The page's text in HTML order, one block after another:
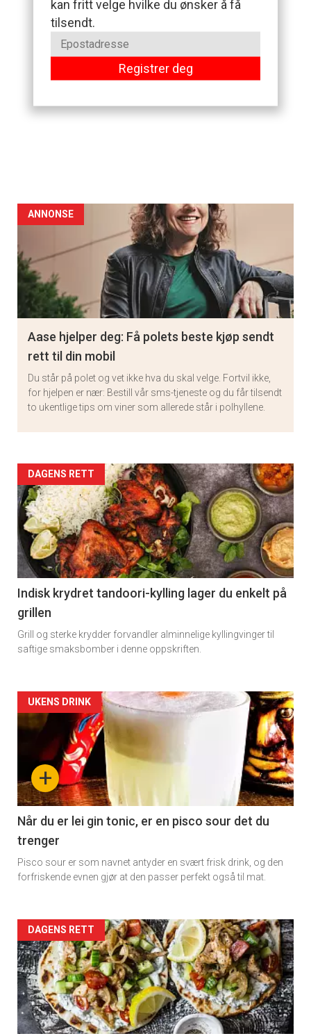
kan fritt velge hvilke du ønsker å få
tilsendt.
Registrer deg
ANNONSE
Aase hjelper deg: Få polets beste kjøp sendt
rett til din mobil
Du står på polet og vet ikke hva du skal velge. Fortvil ikke,
for hjelpen er nær: Bestill vår sms-tjeneste og du får tilsendt
to ukentlige tips om viner som allerede står i polhyllene.
Artikler
detail
-
section
11
DAGENS RETT
Indisk krydret tandoori-kylling lager du enkelt på
grillen
Grill og sterke krydder forvandler alminnelige kyllingvinger til
saftige smaksbomber i denne oppskriften.
Artikler
detail
section
11
Dagens
rett
+
UKENS DRINK
Når du er lei gin tonic, er en pisco sour det du
trenger
Pisco sour er som navnet antyder en svært frisk drink, og den
forfriskende evnen gjør at den passer perfekt også til mat.
Artikler
detail
-
section
DAGENS RETT